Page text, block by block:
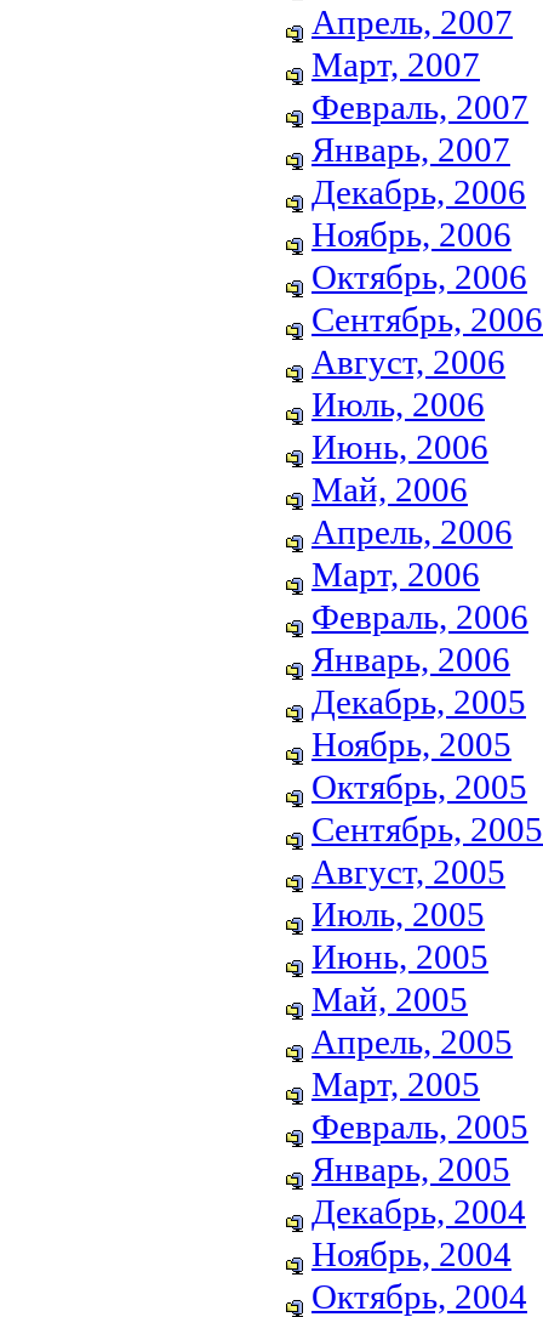
Апрель, 2007
Март, 2007
Февраль, 2007
Январь, 2007
Декабрь, 2006
Ноябрь, 2006
Октябрь, 2006
Сентябрь, 2006
Август, 2006
Июль, 2006
Июнь, 2006
Май, 2006
Апрель, 2006
Март, 2006
Февраль, 2006
Январь, 2006
Декабрь, 2005
Ноябрь, 2005
Октябрь, 2005
Сентябрь, 2005
Август, 2005
Июль, 2005
Июнь, 2005
Май, 2005
Апрель, 2005
Март, 2005
Февраль, 2005
Январь, 2005
Декабрь, 2004
Ноябрь, 2004
Октябрь, 2004